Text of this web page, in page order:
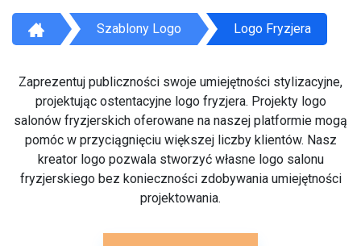
Szablony Logo Logo Fryzjera
Zaprezentuj publiczności swoje umiejętności stylizacyjne,
projektując ostentacyjne logo fryzjera. Projekty logo
salonów fryzjerskich oferowane na naszej platformie mogą
pomóc w przyciągnięciu większej liczby klientów. Nasz
kreator logo pozwala stworzyć własne logo salonu
fryzjerskiego bez konieczności zdobywania umiejętności
projektowania.